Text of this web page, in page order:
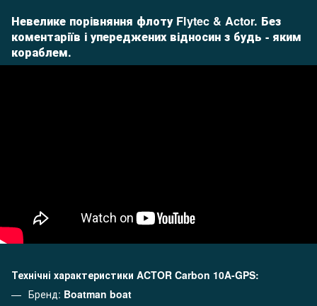
Невелике порівняння флоту Flytec & Actor. Без
коментаріїв і упереджених відносин з будь - яким
кораблем.
Технічні характеристики ACTOR Carbon 10A-GPS:
Бренд: Boatman boat